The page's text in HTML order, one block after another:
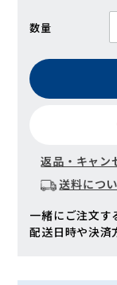
数量
返品・キャン
送料につ
一緒にご注文す
配送日時や決済